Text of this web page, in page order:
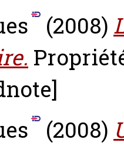
(2008)
(2008)